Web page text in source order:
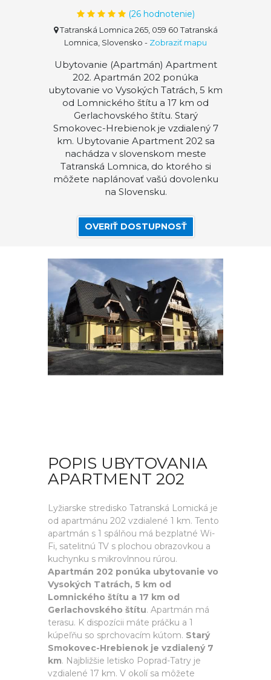
(26hodnotenie)
Tatranská Lomnica 265, 059 60 Tatranská
Lomnica, Slovensko - Zobraziť mapu
Ubytovanie (Apartmán) Apartment
202. Apartmán 202 ponúka
ubytovanie vo Vysokých Tatrách, 5 km
od Lomnického štítu a 17 km od
Gerlachovského štítu. Starý
Smokovec-Hrebienok je vzdialený 7
km. Ubytovanie Apartment 202 sa
nachádza v slovenskom meste
Tatranská Lomnica, do ktorého si
môžete naplánovať vašú dovolenku
na Slovensku.
OVERIŤ DOSTUPNOSŤ
POPIS UBYTOVANIA
APARTMENT 202
Lyžiarske stredisko Tatranská Lomická je
od apartmánu 202 vzdialené 1 km. Tento
apartmán s 1 spálňou má bezplatné Wi-
Fi, satelitnú TV s plochou obrazovkou a
kuchynku s mikrovlnnou rúrou.
Apartmán 202 ponúka ubytovanie vo
Vysokých Tatrách, 5 km od
Lomnického štítu a 17 km od
Gerlachovského štítu. Apartmán má
terasu. K dispozícii máte práčku a 1
kúpeľňu so sprchovacím kútom. Starý
Smokovec-Hrebienok je vzdialený 7
km. Najbližšie letisko Poprad-Tatry je
vzdialené 17 km. V okolí sa môžete